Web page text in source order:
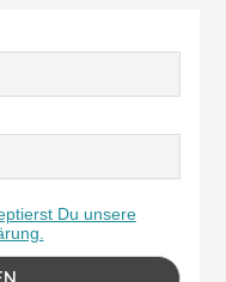
Du unsere